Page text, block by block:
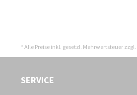
* Alle Preise inkl. gesetzl. Mehrwertsteuer zzgl.
SERVICE